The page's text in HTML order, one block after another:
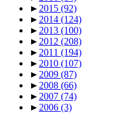
► 2015 (92)
► 2014 (124)
► 2013 (100)
► 2012 (208)
► 2011 (194)
► 2010 (107)
► 2009 (87)
► 2008 (66)
► 2007 (74)
► 2006 (3)